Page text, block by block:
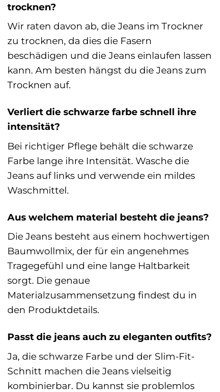
trocknen?
Wir raten davon ab, die Jeans im Trockner
zu trocknen, da dies die Fasern
beschädigen und die Jeans einlaufen lassen
kann. Am besten hängst du die Jeans zum
Trocknen auf.
Verliert die schwarze farbe schnell ihre
intensität?
Bei richtiger Pflege behält die schwarze
Farbe lange ihre Intensität. Wasche die
Jeans auf links und verwende ein mildes
Waschmittel.
Aus welchem material besteht die jeans?
Die Jeans besteht aus einem hochwertigen
Baumwollmix, der für ein angenehmes
Tragegefühl und eine lange Haltbarkeit
sorgt. Die genaue
Materialzusammensetzung findest du in
den Produktdetails.
Passt die jeans auch zu eleganten outfits?
Ja, die schwarze Farbe und der Slim-Fit-
Schnitt machen die Jeans vielseitig
kombinierbar. Du kannst sie problemlos